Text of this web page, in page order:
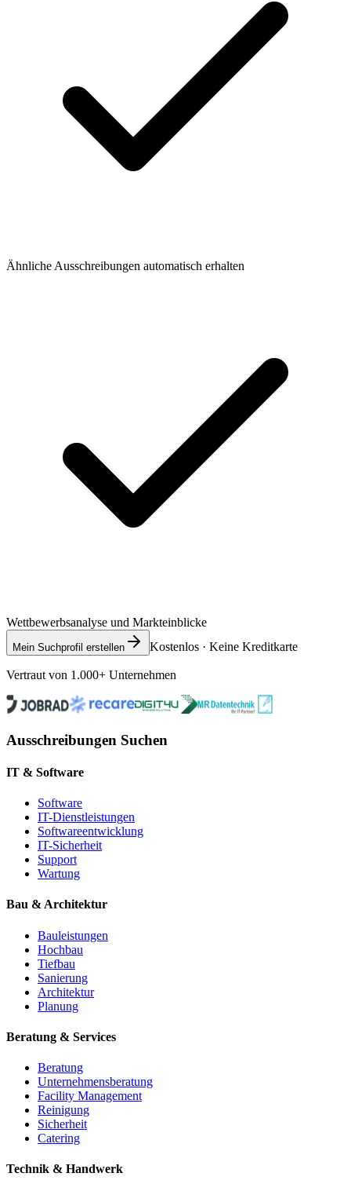
Ähnliche Ausschreibungen automatisch erhalten
Wettbewerbsanalyse und Markteinblicke
Mein Suchprofil erstellen Kostenlos · Keine Kreditkarte
Vertraut von 1.000+ Unternehmen
Ausschreibungen Suchen
IT & Software
Software
IT-Dienstleistungen
Softwareentwicklung
IT-Sicherheit
Support
Wartung
Bau & Architektur
Bauleistungen
Hochbau
Tiefbau
Sanierung
Architektur
Planung
Beratung & Services
Beratung
Unternehmensberatung
Facility Management
Reinigung
Sicherheit
Catering
Technik & Handwerk